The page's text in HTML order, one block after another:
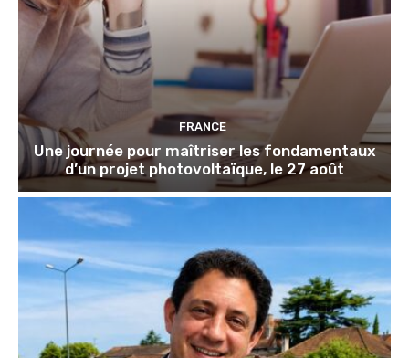
FRANCE
Une journée pour maîtriser les fondamentaux
d’un projet photovoltaïque, le 27 août